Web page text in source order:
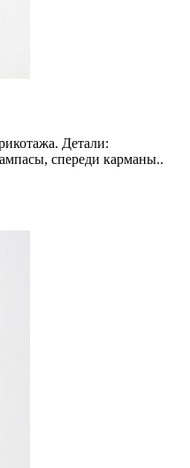
Детали:
спереди карманы..